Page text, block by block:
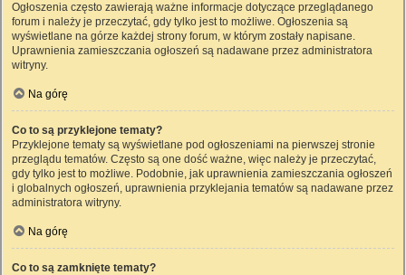
Ogłoszenia często zawierają ważne informacje dotyczące przeglądanego
forum i należy je przeczytać, gdy tylko jest to możliwe. Ogłoszenia są
wyświetlane na górze każdej strony forum, w którym zostały napisane.
Uprawnienia zamieszczania ogłoszeń są nadawane przez administratora
witryny.
Na górę
Co to są przyklejone tematy?
Przyklejone tematy są wyświetlane pod ogłoszeniami na pierwszej stronie
przeglądu tematów. Często są one dość ważne, więc należy je przeczytać,
gdy tylko jest to możliwe. Podobnie, jak uprawnienia zamieszczania ogłoszeń
i globalnych ogłoszeń, uprawnienia przyklejania tematów są nadawane przez
administratora witryny.
Na górę
Co to są zamknięte tematy?